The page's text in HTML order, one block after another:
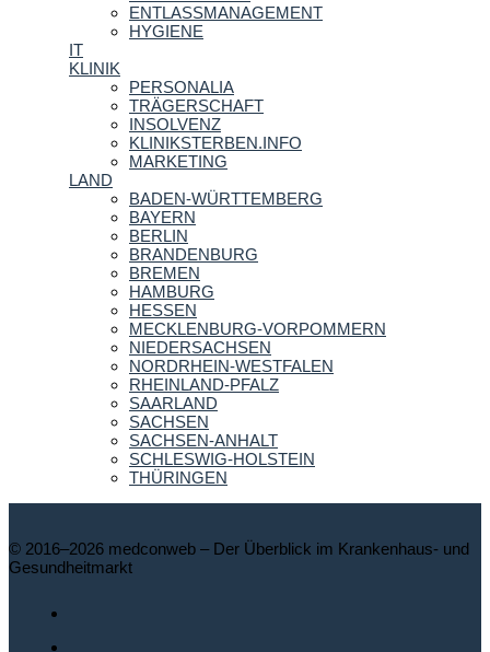
ENTLASSMANAGEMENT
HYGIENE
IT
KLINIK
PERSONALIA
TRÄGERSCHAFT
INSOLVENZ
KLINIKSTERBEN.INFO
MARKETING
LAND
BADEN-WÜRTTEMBERG
BAYERN
BERLIN
BRANDENBURG
BREMEN
HAMBURG
HESSEN
MECKLENBURG-VORPOMMERN
NIEDERSACHSEN
NORDRHEIN-WESTFALEN
RHEINLAND-PFALZ
SAARLAND
SACHSEN
SACHSEN-ANHALT
SCHLESWIG-HOLSTEIN
THÜRINGEN
© 2016–2026 medconweb – Der Überblick im Krankenhaus- und
Gesundheitmarkt